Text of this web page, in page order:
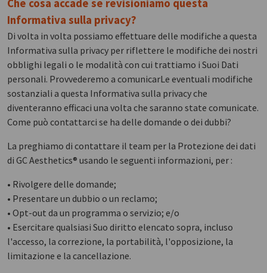
Che cosa accade se revisioniamo questa
Informativa sulla privacy?
Di volta in volta possiamo effettuare delle modifiche a questa
Informativa sulla privacy per riflettere le modifiche dei nostri
obblighi legali o le modalità con cui trattiamo i Suoi Dati
personali. Provvederemo a comunicarLe eventuali modifiche
sostanziali a questa Informativa sulla privacy che
diventeranno efficaci una volta che saranno state comunicate.
Come può contattarci se ha delle domande o dei dubbi?
La preghiamo di contattare il team per la Protezione dei dati
di GC Aesthetics® usando le seguenti informazioni, per :
• Rivolgere delle domande;
• Presentare un dubbio o un reclamo;
• Opt-out da un programma o servizio; e/o
• Esercitare qualsiasi Suo diritto elencato sopra, incluso
l'accesso, la correzione, la portabilità, l'opposizione, la
limitazione e la cancellazione.